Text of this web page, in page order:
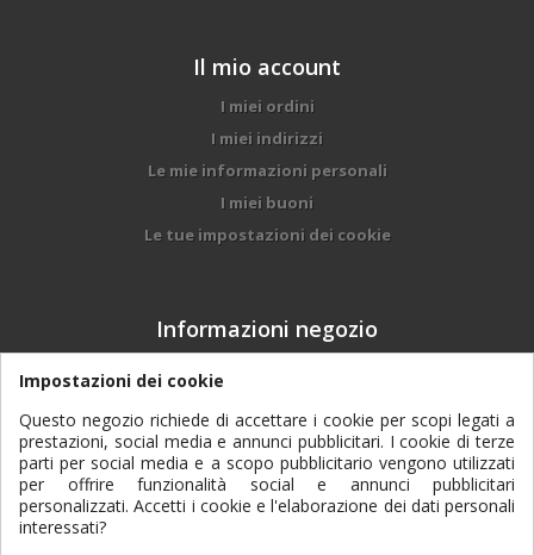
Il mio account
I miei ordini
I miei indirizzi
Le mie informazioni personali
I miei buoni
Le tue impostazioni dei cookie
Informazioni negozio
DALMONEGO BRUNO & FIGLI srl, Via Trento, 97
- 38017 - Mezzolombardo (TN)
Contattaci subito:0461 601084
Email:dalmonego@agtp.it
Impostazioni dei cookie
Questo negozio richiede di accettare i cookie per scopi legati a
prestazioni, social media e annunci pubblicitari. I cookie di terze
parti per social media e a scopo pubblicitario vengono utilizzati
per offrire funzionalità social e annunci pubblicitari
personalizzati. Accetti i cookie e l'elaborazione dei dati personali
interessati?